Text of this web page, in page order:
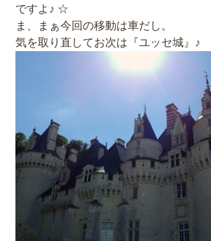
ですよ♪ ☆
ま、まぁ今回の移動は車だし。
気を取り直してお次は『ユッセ城』♪